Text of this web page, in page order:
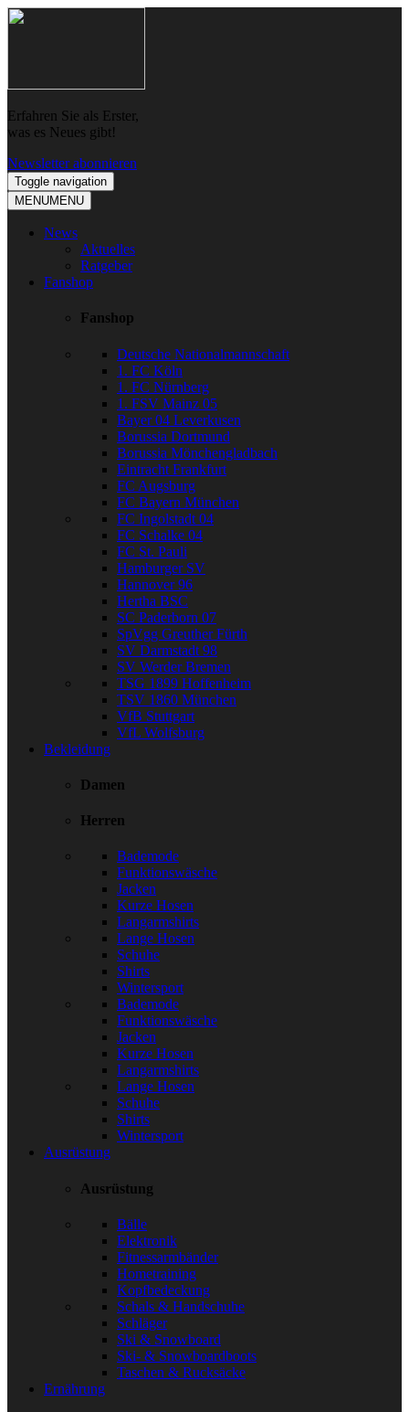
Skip
Skip
Erfahren Sie als Erster,
was es Neues gibt!
Newsletter abonnieren
Toggle navigation
MENUMENU
News
Aktuelles
Ratgeber
Fanshop
Fanshop
Deutsche Nationalmannschaft
1. FC Köln
1. FC Nürnberg
1. FSV Mainz 05
Bayer 04 Leverkusen
Borussia Dortmund
Borussia Mönchengladbach
Eintracht Frankfurt
FC Augsburg
FC Bayern München
FC Ingolstadt 04
FC Schalke 04
FC St. Pauli
Hamburger SV
Hannover 96
Hertha BSC
SC Paderborn 07
SpVgg Greuther Fürth
SV Darmstadt 98
SV Werder Bremen
TSG 1899 Hoffenheim
TSV 1860 München
VfB Stuttgart
VfL Wolfsburg
Bekleidung
Damen
Herren
Bademode
Funktionswäsche
Jacken
Kurze Hosen
Langarmshirts
Lange Hosen
Schuhe
Shirts
Wintersport
Bademode
Funktionswäsche
Jacken
Kurze Hosen
Langarmshirts
Lange Hosen
Schuhe
Shirts
Wintersport
Ausrüstung
Ausrüstung
Bälle
Elektronik
Fitnessarmbänder
Hometraining
Kopfbedeckung
Schals & Handschuhe
Schläger
Ski & Snowboard
Ski- & Snowboardboots
Taschen & Rucksäcke
Ernährung